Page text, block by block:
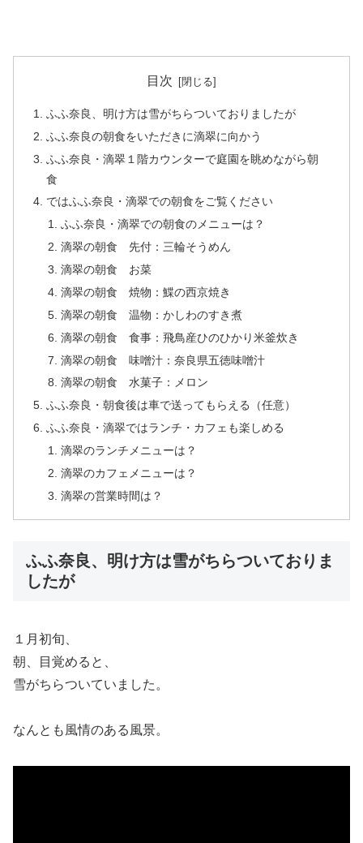
目次
ふふ奈良、明け方は雪がちらついておりましたが
ふふ奈良の朝食をいただきに滴翠に向かう
ふふ奈良・滴翠１階カウンターで庭園を眺めながら朝
食
ではふふ奈良・滴翠での朝食をご覧ください
ふふ奈良・滴翠での朝食のメニューは？
滴翠の朝食 先付：三輪そうめん
滴翠の朝食 お菜
滴翠の朝食 焼物：鰈の西京焼き
滴翠の朝食 温物：かしわのすき煮
滴翠の朝食 食事：飛鳥産ひのひかり米釜炊き
滴翠の朝食 味噌汁：奈良県五徳味噌汁
滴翠の朝食 水菓子：メロン
ふふ奈良・朝食後は車で送ってもらえる（任意）
ふふ奈良・滴翠ではランチ・カフェも楽しめる
滴翠のランチメニューは？
滴翠のカフェメニューは？
滴翠の営業時間は？
ふふ奈良、明け方は雪がちらついておりま
したが
１月初旬、
朝、目覚めると、
雪がちらついていました。
なんとも風情のある風景。